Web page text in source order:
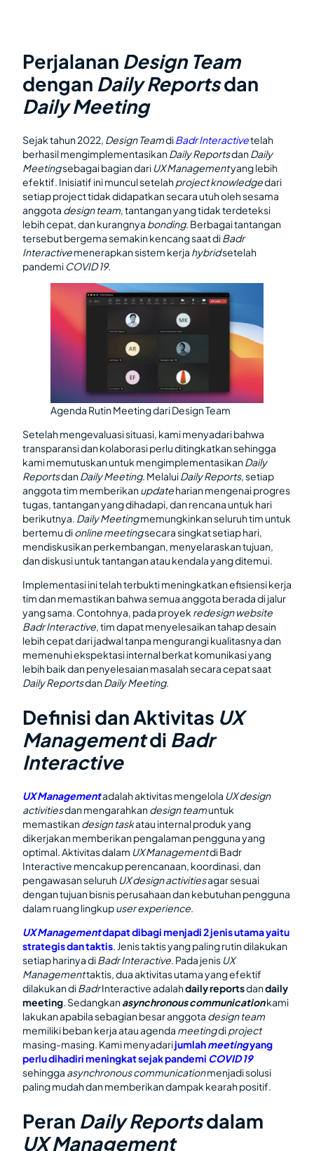
Perjalanan Design Team
dengan Daily Reportsdan
Daily Meeting
Sejak tahun 2022, Design TeamdiBadr Interactivetelah
berhasil mengimplementasikanDaily ReportsdanDaily
Meetingsebagai bagian dari UX Managementyang lebih
efektif. Inisiatif ini muncul setelahproject knowledgedari
setiap project tidak didapatkan secara utuh oleh sesama
anggota design team, tantangan yang tidak terdeteksi
lebih cepat, dan kurangnya bonding. Berbagai tantangan
tersebut bergema semakin kencang saat diBadr
Interactivemenerapkan sistem kerja hybridsetelah
pandemi COVID 19.
Agenda Rutin Meeting dari Design Team
Setelah mengevaluasi situasi, kami menyadari bahwa
transparansi dan kolaborasi perlu ditingkatkan sehingga
kami memutuskan untuk mengimplementasikanDaily
ReportsdanDaily Meeting. MelaluiDaily Reports, setiap
anggota tim memberikanupdateharian mengenai progres
tugas, tantangan yang dihadapi, dan rencana untuk hari
berikutnya. Daily Meetingmemungkinkan seluruh tim untuk
bertemu dionline meetingsecara singkat setiap hari,
mendiskusikan perkembangan, menyelaraskan tujuan,
dan diskusi untuk tantangan atau kendala yang ditemui.
Implementasi ini telah terbukti meningkatkan efisiensi kerja
tim dan memastikan bahwa semua anggota berada di jalur
yang sama. Contohnya, pada proyek redesign website
Badr Interactive, tim dapat menyelesaikan tahap desain
lebih cepat dari jadwal tanpa mengurangi kualitasnya dan
memenuhi ekspektasi internal berkat komunikasi yang
lebih baik dan penyelesaian masalah secara cepat saat
Daily ReportsdanDaily Meeting.
Definisi dan Aktivitas UX
Managementdi Badr
Interactive
UX Managementadalah aktivitas mengelola UX design
activitiesdan mengarahkandesign teamuntuk
memastikandesign taskatau internal produk yang
dikerjakan memberikan pengalaman pengguna yang
optimal. Aktivitas dalam UX Managementdi Badr
Interactive mencakup perencanaan, koordinasi, dan
pengawasan seluruh UX design activitiesagar sesuai
dengan tujuan bisnis perusahaan dan kebutuhan pengguna
dalam ruang lingkupuser experience.
UX Managementdapat dibagi menjadi 2 jenis utama yaitu
strategis dan taktis. Jenis taktis yang paling rutin dilakukan
setiap harinya diBadr Interactive. Pada jenis UX
Managementtaktis, dua aktivitas utama yang efektif
dilakukan diBadrInteractive adalahdaily reportsdandaily
meeting. Sedangkanasynchronouscommunicationkami
lakukan apabila sebagian besar anggota design team
memiliki beban kerja atau agenda meetingdiproject
masing-masing. Kami menyadarijumlahmeetingyang
perlu dihadiri meningkat sejak pandemi COVID 19
sehingga asynchronous communicationmenjadi solusi
paling mudah dan memberikan dampak kearah positif.
Peran Daily Reportsdalam
UX Management